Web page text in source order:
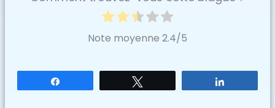
Note moyenne 2.4/5